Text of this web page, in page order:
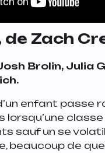
de Zach
Brolin, Julia
enfant passe
lorsqu’une
sauf un se
beaucoup de